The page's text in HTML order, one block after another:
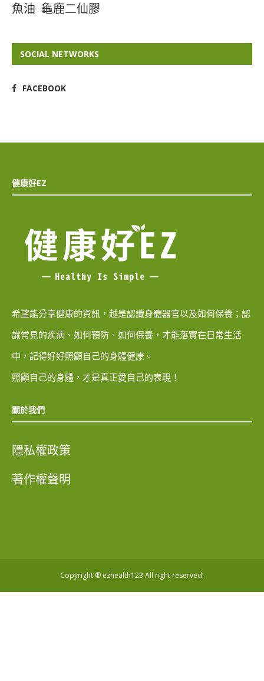
魚油 龜鹿二仙膠
SOCIAL NETWORKS
FACEBOOK
健康好EZ
希望能分享健康的資訊，越是認識身體器官以及如何保養；認
識常見的疾病、如何預防、如何保養，才能落實在日常生活
中，記得好好照顧自己的身體健康。
照顧自己的身體，才是真正愛自己的表現！
關於我們
隱私權政策
著作權聲明
Copyright ® ezhealth123 All right reserved.